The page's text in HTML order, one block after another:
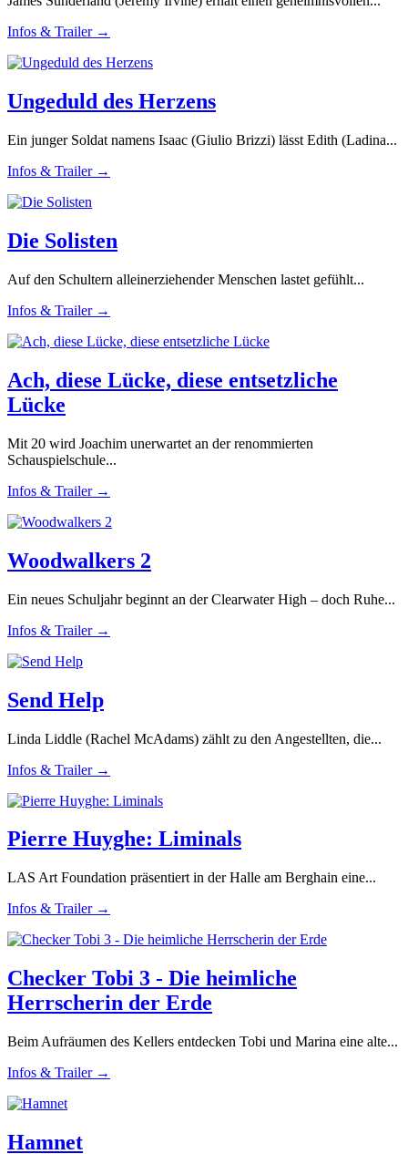
Infos & Trailer →
Ungeduld des Herzens
Ein junger Soldat namens Isaac (Giulio Brizzi) lässt Edith (Ladina...
Infos & Trailer →
Die Solisten
Auf den Schultern alleinerziehender Menschen lastet gefühlt...
Infos & Trailer →
Ach, diese Lücke, diese entsetzliche
Lücke
Mit 20 wird Joachim unerwartet an der renommierten
Schauspielschule...
Infos & Trailer →
Woodwalkers 2
Ein neues Schuljahr beginnt an der Clearwater High – doch Ruhe...
Infos & Trailer →
Send Help
Linda Liddle (Rachel McAdams) zählt zu den Angestellten, die...
Infos & Trailer →
Pierre Huyghe: Liminals
LAS Art Foundation präsentiert in der Halle am Berghain eine...
Infos & Trailer →
Checker Tobi 3 - Die heimliche
Herrscherin der Erde
Beim Aufräumen des Kellers entdecken Tobi und Marina eine alte...
Infos & Trailer →
Hamnet